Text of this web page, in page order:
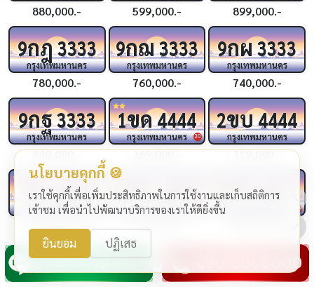
880,000.- 599,000.- 899,000.-
9กฎ3333
กรุงเทพมหานคร
780,000.-
9กฌ3333
กรุงเทพมหานคร
760,000.-
9กผ3333
กรุงเทพมหานคร
740,000.-
9กฐ3333
กรุงเทพมหานคร
840,000.-
20
1ขด4444
กรุงเทพมหานคร
365,000.-
2ขบ4444
กรุงเทพมหานคร
319,000.-
24
ชจ4444
กรุงเทพมหานคร
1,990,000.-
24
4ขช4444
กรุงเทพมหานคร
1,290,000.-
24
4กฆ4444
25
3 กฉ4444
กรุงเทพมหานคร 25
2กว
กรุงเทพมหานคร
4444
กรุงเทพมหานคร
นโยบายคุกกี้ 🍪
เราใช้คุกกี้เพื่อเพิ่มประสิทธิภาพในการใช้งานและเก็บสถิติการ
เข้าชม เพื่อนำไปพัฒนาบริการของเราให้ดียิ่งขึ้น
ยินยอม ปฏิเสธ